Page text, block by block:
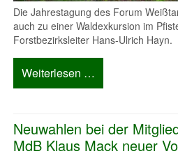
Die Jahrestagung des Forum
auch zu einer Waldexkursion im
Forstbezirksleiter Hans-Ulrich Hayn.
Weiterlesen …
Neuwahlen bei der
MdB Klaus Mack neuer